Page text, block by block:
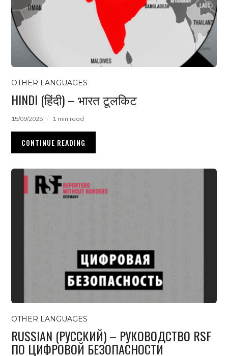
OTHER LANGUAGES
HINDI (हिंदी) – भारत टूलकिट
15/09/2025 1 min read
CONTINUE READING
OTHER LANGUAGES
RUSSIAN (РУССКИЙ) – РУКОВОДСТВО RSF
ПО ЦИФРОВОЙ БЕЗОПАСНОСТИ